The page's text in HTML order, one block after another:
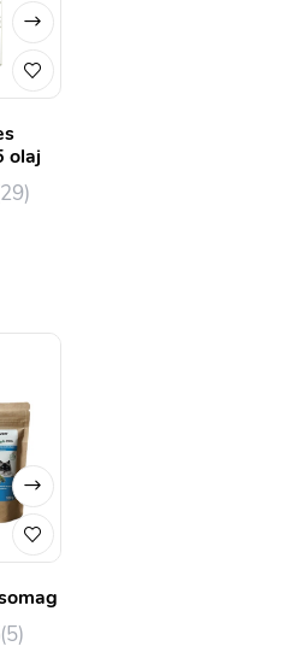
olaj
(5)